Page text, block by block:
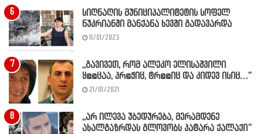
სიღნაღის მუნიციპალიტეტის სოფელ
ნუკრიანში მანქანა ხევში გადავარდა
11/01/2023
,,გავივეთ, რომ ალეკო ელისაშვილი
ყ@@ცაა, პრ@ჭიც, ტრ@@იც და კიდევ ისიც…”
21/01/2021
,,არ ილევა უბედურება, მერამდენე
ახალგაზრდას გლოვობს პატარა ქალაქი”